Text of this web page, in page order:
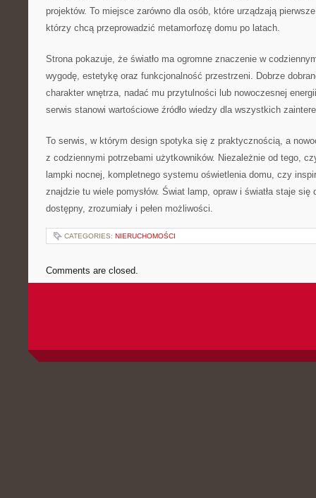
projektów. To miejsce zarówno dla osób, które urządzają
którzy chcą przeprowadzić metamorfozę domu po latach.
Strona pokazuje, że światło ma ogromne znaczenie w
wygodę, estetykę oraz funkcjonalność przestrzeni. Dobrze
charakter wnętrza, nadać mu przytulności lub nowoczesnej
serwis stanowi wartościowe źródło wiedzy dla wszystkich
To serwis, w którym design spotyka się z praktycznością, a
z codziennymi potrzebami użytkowników. Niezależnie od tego,
lampki nocnej, kompletnego systemu oświetlenia domu, czy
znajdzie tu wiele pomysłów. Świat lamp, opraw i światła staje
dostępny, zrozumiały i pełen możliwości.
CATEGORIES: NIERUCHOMOŚCI
Comments are closed.